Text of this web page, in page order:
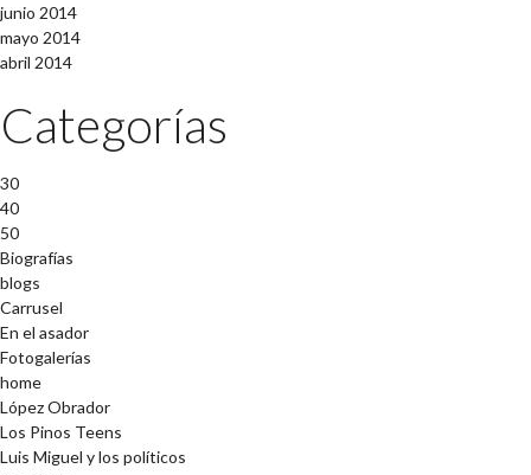
junio 2014
mayo 2014
abril 2014
Categorías
30
40
50
Biografías
blogs
Carrusel
En el asador
Fotogalerías
home
López Obrador
Los Pinos Teens
Luis Miguel y los políticos